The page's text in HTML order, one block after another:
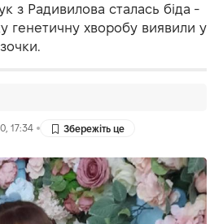
з Радивилова сталась біда -
генетичну хворобу виявили у
17:34